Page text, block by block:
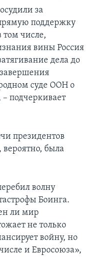
за
поддержку
том числе,
вины Россия
дела до
суде ООН о
подчеркивает
президентов
была
волну
Боинга.
ли мир
не только
войну, но
и Евросоюза»,